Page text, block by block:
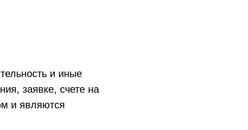
и иные
заявке, счете на
и являются